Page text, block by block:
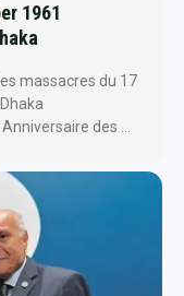
1961
massacres du 17
des …